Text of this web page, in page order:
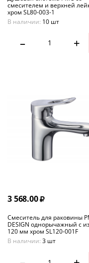
смесителем и верхней
хром SL80-003-1
В наличии: 10 шт
– +
3 568.00
Смеситель для раковины
DESIGN однорычажный с
120 мм хром SL120-001F
В наличии: 3 шт